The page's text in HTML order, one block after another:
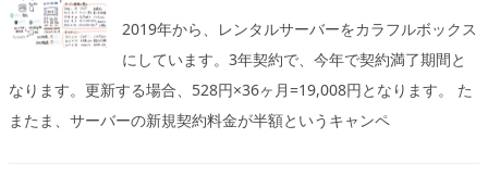
2019年から、レンタルサーバーをカラフルボックス
にしています。3年契約で、今年で契約満了期間と
なります。更新する場合、528円×36ヶ月=19,008円となります。 た
またま、サーバーの新規契約料金が半額というキャンペ